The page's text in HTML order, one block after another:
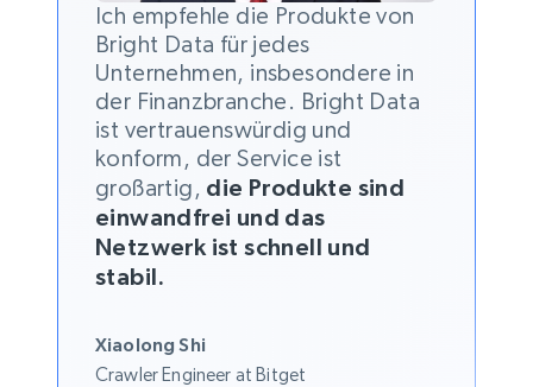
Ich empfehle die Produkte von
Bright Data für jedes
Unternehmen, insbesondere in
der Finanzbranche. Bright Data
ist vertrauenswürdig und
konform, der Service ist
großartig, die Produkte sind
einwandfrei und das
Netzwerk ist schnell und
stabil.
Xiaolong Shi
Crawler Engineer at Bitget